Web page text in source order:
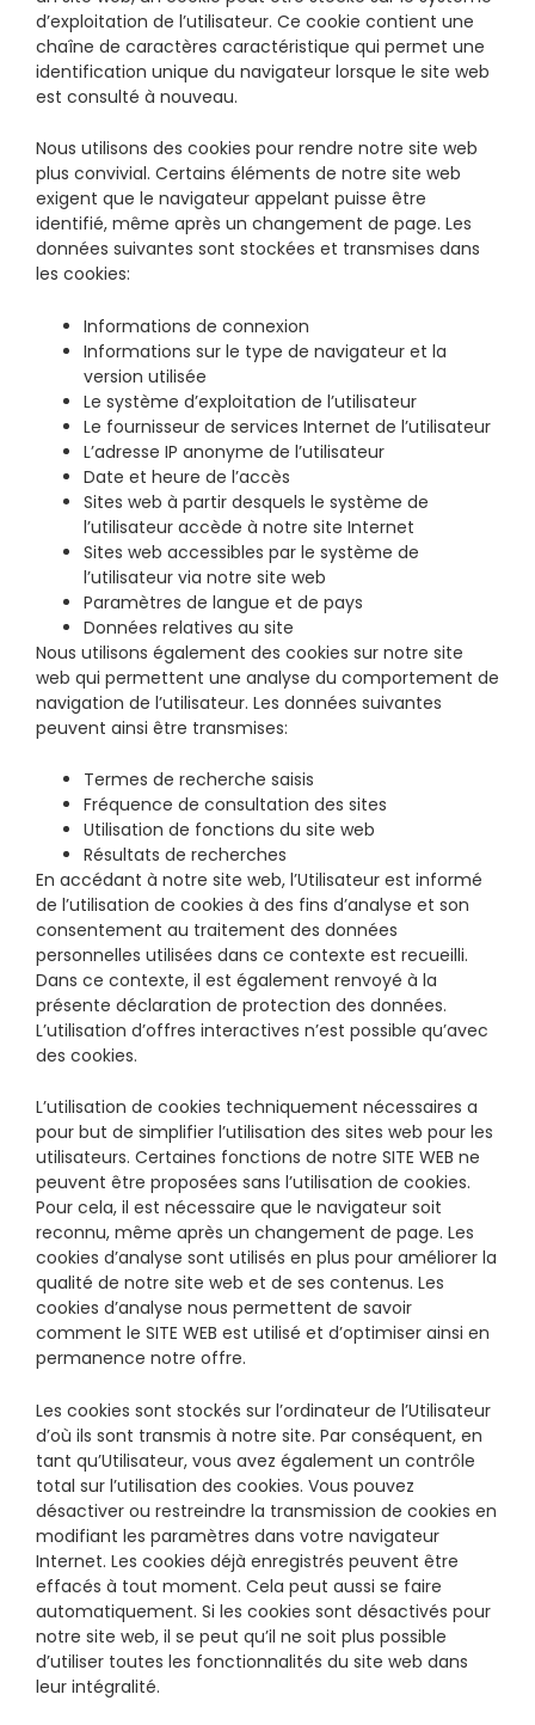
d’exploitation de l’utilisateur. Ce cookie contient une
chaîne de caractères caractéristique qui permet une
identification unique du navigateur lorsque le site web
est consulté à nouveau.
Nous utilisons des cookies pour rendre notre site web
plus convivial. Certains éléments de notre site web
exigent que le navigateur appelant puisse être
identifié, même après un changement de page. Les
données suivantes sont stockées et transmises dans
les cookies:
Informations de connexion
Informations sur le type de navigateur et la
version utilisée
Le système d’exploitation de l’utilisateur
Le fournisseur de services Internet de l’utilisateur
L’adresse IP anonyme de l’utilisateur
Date et heure de l’accès
Sites web à partir desquels le système de
l’utilisateur accède à notre site Internet
Sites web accessibles par le système de
l’utilisateur via notre site web
Paramètres de langue et de pays
Données relatives au site
Nous utilisons également des cookies sur notre site
web qui permettent une analyse du comportement de
navigation de l’utilisateur. Les données suivantes
peuvent ainsi être transmises:
Termes de recherche saisis
Fréquence de consultation des sites
Utilisation de fonctions du site web
Résultats de recherches
En accédant à notre site web, l’Utilisateur est informé
de l’utilisation de cookies à des fins d’analyse et son
consentement au traitement des données
personnelles utilisées dans ce contexte est recueilli.
Dans ce contexte, il est également renvoyé à la
présente déclaration de protection des données.
L’utilisation d’offres interactives n’est possible qu’avec
des cookies.
L’utilisation de cookies techniquement nécessaires a
pour but de simplifier l’utilisation des sites web pour les
utilisateurs. Certaines fonctions de notre SITE WEB ne
peuvent être proposées sans l’utilisation de cookies.
Pour cela, il est nécessaire que le navigateur soit
reconnu, même après un changement de page. Les
cookies d’analyse sont utilisés en plus pour améliorer la
qualité de notre site web et de ses contenus. Les
cookies d’analyse nous permettent de savoir
comment le SITE WEB est utilisé et d’optimiser ainsi en
permanence notre offre.
Les cookies sont stockés sur l’ordinateur de l’Utilisateur
d’où ils sont transmis à notre site. Par conséquent, en
tant qu’Utilisateur, vous avez également un contrôle
total sur l’utilisation des cookies. Vous pouvez
désactiver ou restreindre la transmission de cookies en
modifiant les paramètres dans votre navigateur
Internet. Les cookies déjà enregistrés peuvent être
effacés à tout moment. Cela peut aussi se faire
automatiquement. Si les cookies sont désactivés pour
notre site web, il se peut qu’il ne soit plus possible
d’utiliser toutes les fonctionnalités du site web dans
leur intégralité.